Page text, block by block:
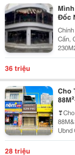
Đốc
Cấn,
Chủ:
- Vị
36 triệu
Cho
88M&Sup2;-
Ubnd
28 triệu